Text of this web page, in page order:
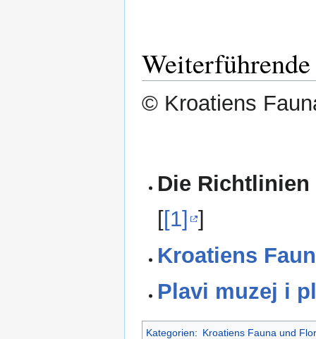
© Kroatiens
Die
[[1] ]
Kroatiens
Plavi muzej i
Kategorien: Kroatiens Fauna und